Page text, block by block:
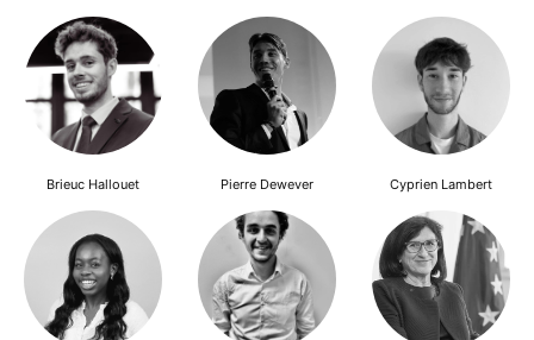
Brieuc Hallouet Pierre Dewever Cyprien Lambert